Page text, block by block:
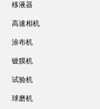
移液器
高速相机
涂布机
镀膜机
试验机
球磨机